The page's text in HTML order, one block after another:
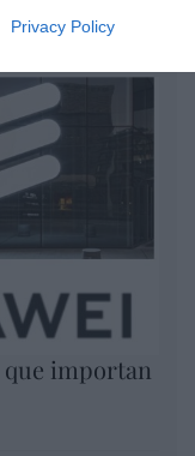
Privacy Policy
que importan